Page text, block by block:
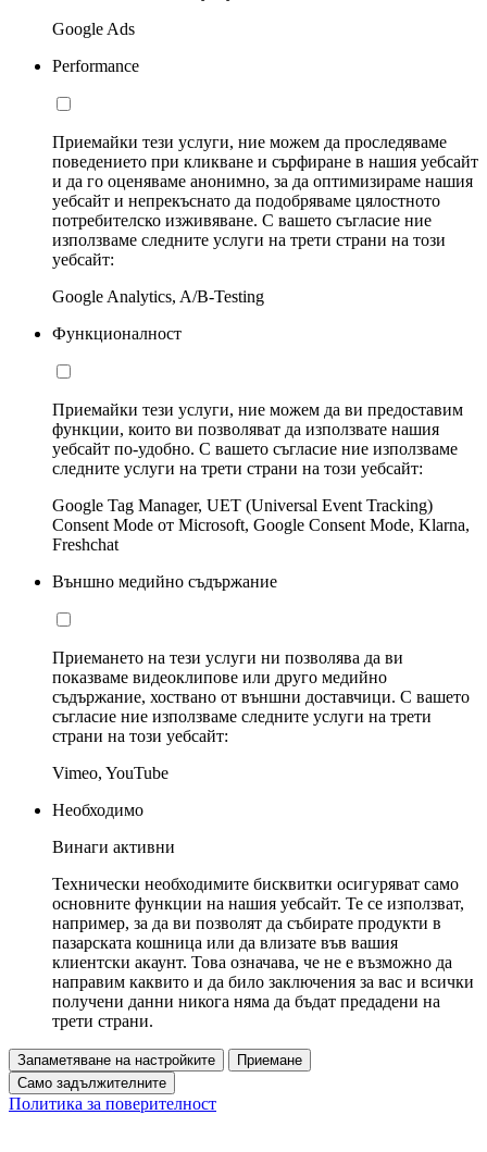
Google Ads
Performance
Приемайки тези услуги, ние можем да проследяваме
поведението при кликване и сърфиране в нашия уебсайт
и да го оценяваме анонимно, за да оптимизираме нашия
уебсайт и непрекъснато да подобряваме цялостното
потребителско изживяване. С вашето съгласие ние
използваме следните услуги на трети страни на този
уебсайт:
Google Analytics, A/B-Testing
Функционалност
Приемайки тези услуги, ние можем да ви предоставим
функции, които ви позволяват да използвате нашия
уебсайт по-удобно. С вашето съгласие ние използваме
следните услуги на трети страни на този уебсайт:
Google Tag Manager, UET (Universal Event Tracking)
Consent Mode от Microsoft, Google Consent Mode, Klarna,
Freshchat
Външно медийно съдържание
Приемането на тези услуги ни позволява да ви
показваме видеоклипове или друго медийно
съдържание, хоствано от външни доставчици. С вашето
съгласие ние използваме следните услуги на трети
страни на този уебсайт:
Vimeo, YouTube
Необходимо
Винаги активни
Технически необходимите бисквитки осигуряват само
основните функции на нашия уебсайт. Те се използват,
например, за да ви позволят да събирате продукти в
пазарската кошница или да влизате във вашия
клиентски акаунт. Това означава, че не е възможно да
направим каквито и да било заключения за вас и всички
получени данни никога няма да бъдат предадени на
трети страни.
Запаметяване на настройките
Приемане
Само задължителните
Политика за поверителност